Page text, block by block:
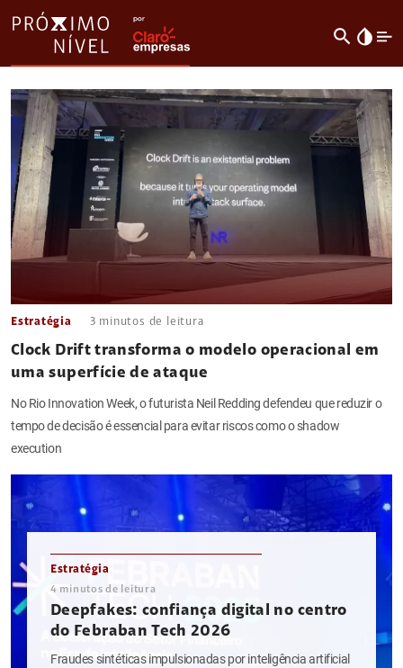
search invert_colors
Estratégia 3 minutos de leitura
Clock Drift transforma o modelo operacional em
uma superfície de ataque
No Rio Innovation Week, o futurista Neil Redding defendeu que reduzir o
tempo de decisão é essencial para evitar riscos como o shadow
execution
Estratégia
4 minutos de leitura
Deepfakes: confiança digital no centro
do Febraban Tech 2026
Fraudes sintéticas impulsionadas por inteligência artificial